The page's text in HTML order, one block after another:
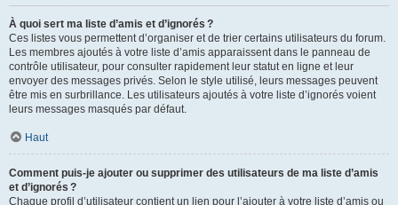
À quoi sert ma liste d’amis et d’ignorés ?
Ces listes vous permettent d’organiser et de trier certains utilisateurs du forum.
Les membres ajoutés à votre liste d’amis apparaissent dans le panneau de
contrôle utilisateur, pour consulter rapidement leur statut en ligne et leur
envoyer des messages privés. Selon le style utilisé, leurs messages peuvent
être mis en surbrillance. Les utilisateurs ajoutés à votre liste d’ignorés voient
leurs messages masqués par défaut.
Haut
Comment puis-je ajouter ou supprimer des utilisateurs de ma liste d’amis
et d’ignorés ?
Chaque profil d’utilisateur contient un lien pour l’ajouter à votre liste d’amis ou